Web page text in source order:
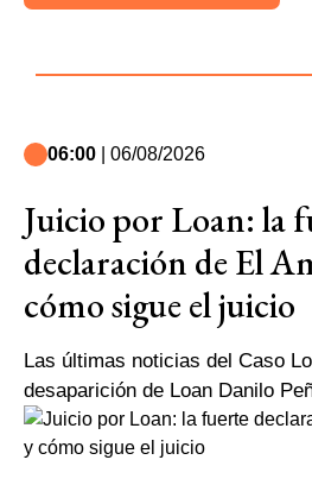
06:00 | 06/08/2026
Juicio por Loan: la
declaración de El
cómo sigue el juicio
Las últimas noticias del Caso
desaparición de Loan Danilo